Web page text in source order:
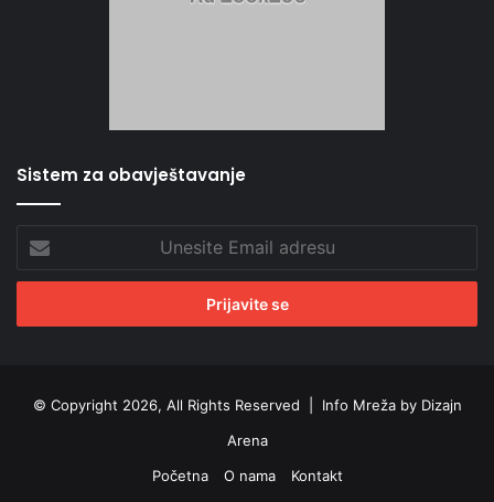
Sistem za obavještavanje
Email
adresu
© Copyright 2026, All Rights Reserved | Info Mreža by Dizajn
Arena
Početna
O nama Kontakt